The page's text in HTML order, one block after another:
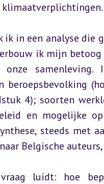
klimaatverplichtingen.
ik in een analyse die
ik mijn
samenleving.
beroepsbevolking
4); soorten
en mogelijke
steeds met
Belgische
luidt: hoe